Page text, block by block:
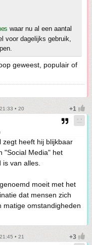
waar nu al een aantal
voor dagelijks gebruik,
geweest, populair of
• 20
zegt heeft hij blijkbaar
"Social Media" het
van alles.
moeit met het
dat mensen zich
matige omstandigheden
• 21